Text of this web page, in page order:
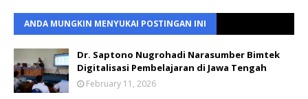
ANDA MUNGKIN MENYUKAI POSTINGAN INI
Dr. Saptono Nugrohadi Narasumber Bimtek
Digitalisasi Pembelajaran di Jawa Tengah
February 11, 2026